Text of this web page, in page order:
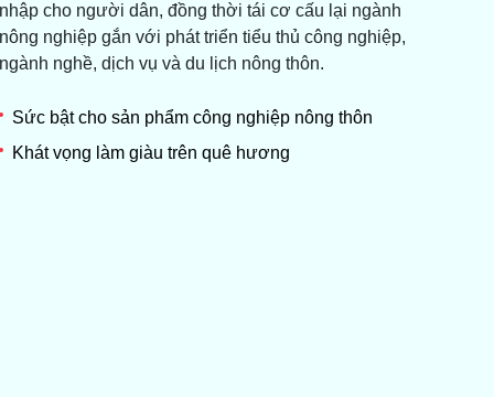
cho người dân, đồng thời tái cơ cấu lại ngành
nghiệp gắn với phát triển tiểu thủ công nghiệp,
nghề, dịch vụ và du lịch nông thôn.
Sức bật cho sản phẩm công nghiệp nông thôn
Khát vọng làm giàu trên quê hương